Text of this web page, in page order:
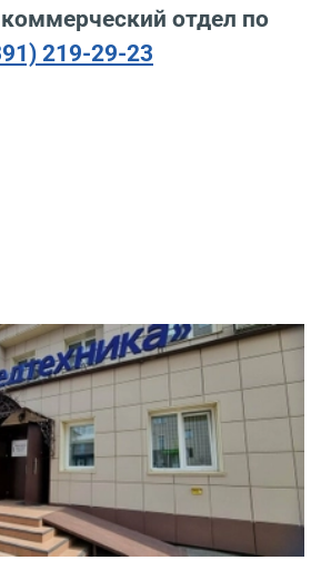
отдел по
219-29-23